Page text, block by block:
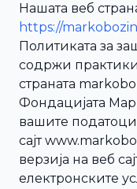
Нашата веб
https://
Политиката за
содржи
страната
Фондацијата
вашите
сајт
верзија на веб
електронските